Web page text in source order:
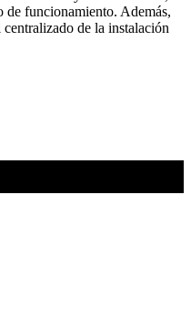
de funcionamiento. Además,
de la instalación